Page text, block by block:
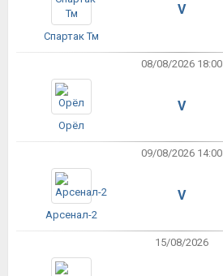
Спартак Тм
V
08/08/2026 18:00
Орёл
V
09/08/2026 14:00
Арсенал-2
V
15/08/2026